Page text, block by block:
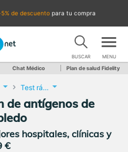
de descuento para tu compra
BUSCAR MENU
Chat Médico Plan de salud Fidelity
Test rápido de detección de antígenos de coronavirus
de antígenos de
hospitales, clínicas y
€